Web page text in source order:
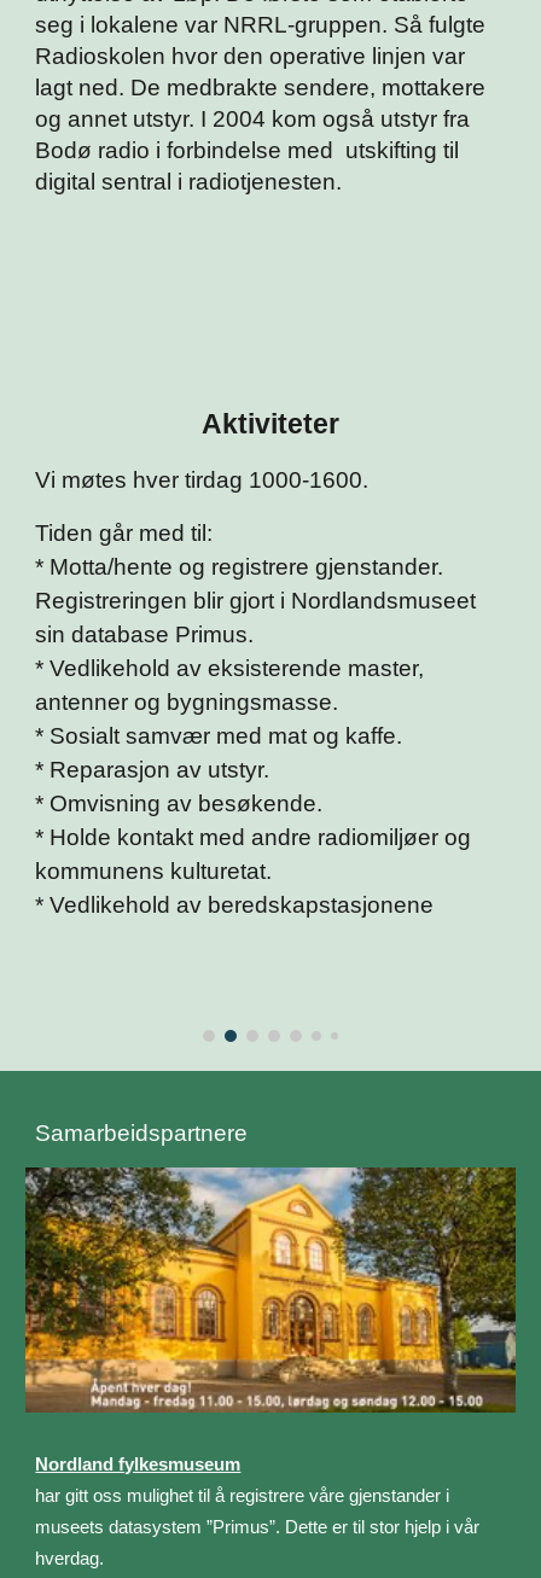
seg i lokalene var NRRL-gruppen. Så fulgte
Radioskolen hvor den operative linjen var
lagt ned. De medbrakte sendere, mottakere
og annet utstyr. I 2004 kom også utstyr fra
Bodø radio i forbindelse med utskifting til
digital sentral i radiotjenesten.
Aktiviteter
Vi møtes hver tirdag 1000-1600.
Tiden går med til:
* Motta/hente og registrere gjenstander.
Registreringen blir gjort i Nordlandsmuseet
sin database Primus.
* Vedlikehold av eksisterende master,
antenner og bygningsmasse.
* Sosialt samvær med mat og kaffe.
* Reparasjon av utstyr.
* Omvisning av besøkende.
* Holde kontakt med andre radiomiljøer og
kommunens kulturetat.
* Vedlikehold av beredskapstasjonene
Samarbeidspartnere
Nordland fylkesmuseum
har gitt oss mulighet til å registrere våre gjenstander i
museets datasystem ”Primus”. Dette er til stor hjelp i vår
hverdag.